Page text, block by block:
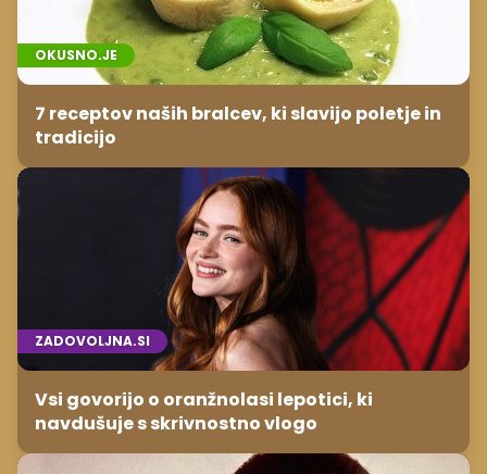
OKUSNO.JE
7 receptov naših bralcev, ki slavijo poletje in
tradicijo
ZADOVOLJNA.SI
Vsi govorijo o oranžnolasi lepotici, ki
navdušuje s skrivnostno vlogo